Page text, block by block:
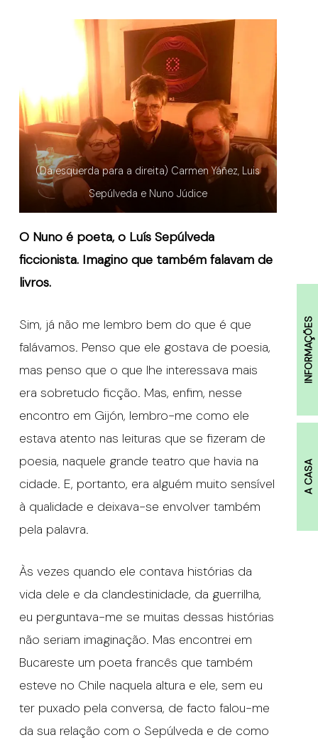
INFORMAÇÕES
A CASA
(Da esquerda para a direita) Carmen Yáñez, Luis
Sepúlveda e Nuno Júdice
O Nuno é poeta, o Luís Sepúlveda
ficcionista. Imagino que também falavam de
livros.
Sim, já não me lembro bem do que é que
falávamos. Penso que ele gostava de poesia,
mas penso que o que lhe interessava mais
era sobretudo ficção. Mas, enfim, nesse
encontro em Gijón, lembro-me como ele
estava atento nas leituras que se fizeram de
poesia, naquele grande teatro que havia na
cidade. E, portanto, era alguém muito sensível
à qualidade e deixava-se envolver também
pela palavra.
Às vezes quando ele contava histórias da
vida dele e da clandestinidade, da guerrilha,
eu perguntava-me se muitas dessas histórias
não seriam imaginação. Mas encontrei em
Bucareste um poeta francês que também
esteve no Chile naquela altura e ele, sem eu
ter puxado pela conversa, de facto falou-me
da sua relação com o Sepúlveda e de como